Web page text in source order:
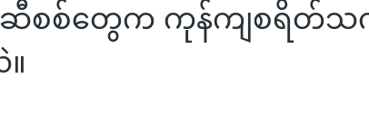
စ်တွေက ကုန်ကျစရိတ်သက်